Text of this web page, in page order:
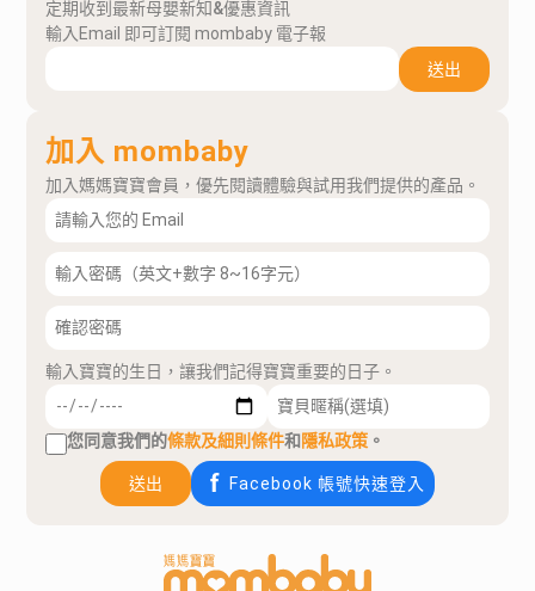
定期收到最新母嬰新知&優惠資訊
輸入Email 即可訂閱 mombaby 電子報
送出
加入 mombaby
加入媽媽寶寶會員，優先閱讀體驗與試用我們提供的產品。
輸入寶寶的生日，讓我們記得寶寶重要的日子。
您同意我們的條款及細則條件和隱私政策 。
送出 Facebook 帳號快速登入